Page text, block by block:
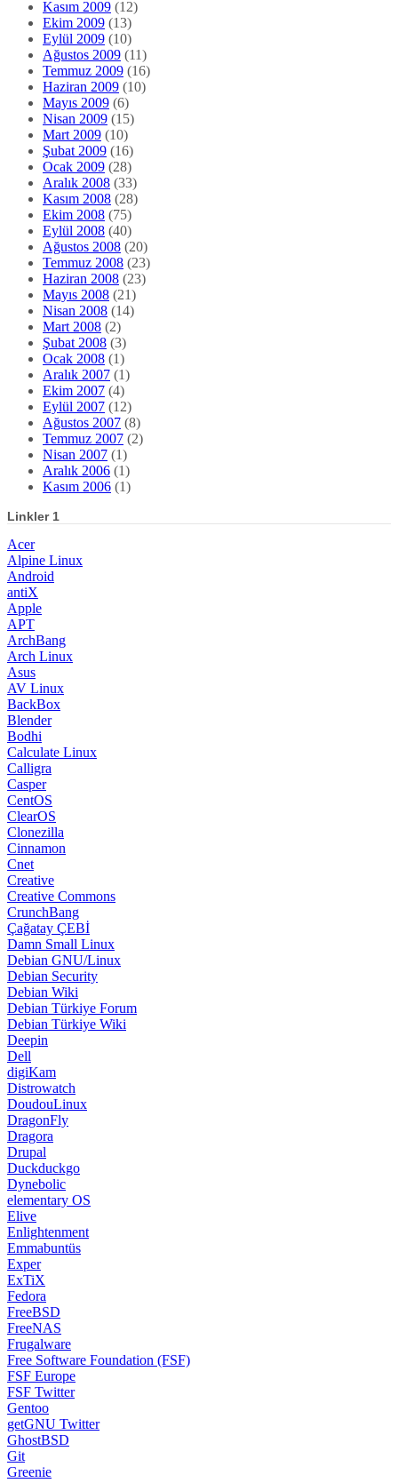
Kasım 2009 (12)
Ekim 2009 (13)
Eylül 2009 (10)
Ağustos 2009 (11)
Temmuz 2009 (16)
Haziran 2009 (10)
Mayıs 2009 (6)
Nisan 2009 (15)
Mart 2009 (10)
Şubat 2009 (16)
Ocak 2009 (28)
Aralık 2008 (33)
Kasım 2008 (28)
Ekim 2008 (75)
Eylül 2008 (40)
Ağustos 2008 (20)
Temmuz 2008 (23)
Haziran 2008 (23)
Mayıs 2008 (21)
Nisan 2008 (14)
Mart 2008 (2)
Şubat 2008 (3)
Ocak 2008 (1)
Aralık 2007 (1)
Ekim 2007 (4)
Eylül 2007 (12)
Ağustos 2007 (8)
Temmuz 2007 (2)
Nisan 2007 (1)
Aralık 2006 (1)
Kasım 2006 (1)
Linkler 1
Acer
Alpine Linux
Android
antiX
Apple
APT
ArchBang
Arch Linux
Asus
AV Linux
BackBox
Blender
Bodhi
Calculate Linux
Calligra
Casper
CentOS
ClearOS
Clonezilla
Cinnamon
Cnet
Creative
Creative Commons
CrunchBang
Çağatay ÇEBİ
Damn Small Linux
Debian GNU/Linux
Debian Security
Debian Wiki
Debian Türkiye Forum
Debian Türkiye Wiki
Deepin
Dell
digiKam
Distrowatch
DoudouLinux
DragonFly
Dragora
Drupal
Duckduckgo
Dynebolic
elementary OS
Elive
Enlightenment
Emmabuntüs
Exper
ExTiX
Fedora
FreeBSD
FreeNAS
Frugalware
Free Software Foundation (FSF)
FSF Europe
FSF Twitter
Gentoo
getGNU Twitter
GhostBSD
Git
Greenie